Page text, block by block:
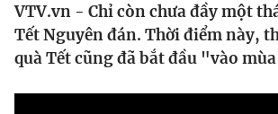
Thế giới
Tin tức
VTV.vn - Chỉ còn chưa đầy một
Tết Nguyên đán. Thời điểm này,
quà Tết cũng đã bắt đầu "vào